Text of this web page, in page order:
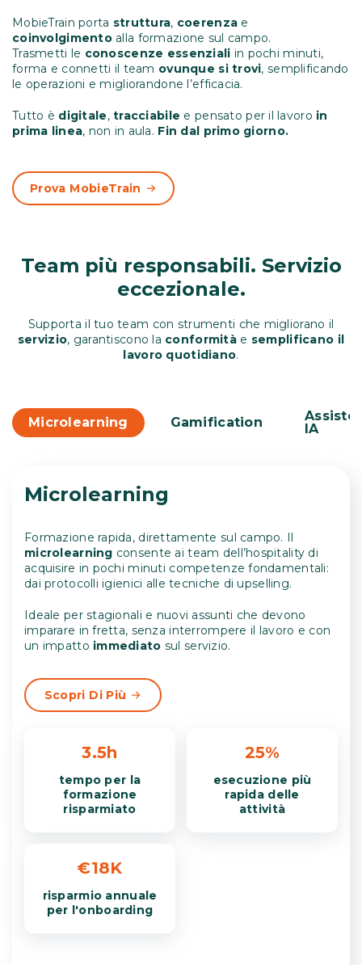
MobieTrain porta struttura, coerenza e
coinvolgimentoalla formazione sul campo.
Trasmetti le conoscenze essenziali in pochi minuti,
forma e connetti il team ovunque si trovi, semplificando
le operazioni e migliorandone l’efficacia.
Tutto è digitale,tracciabile e pensato per il lavoro in
prima linea, non in aula. Fin dal primo giorno.
Prova MobieTrain
Team più responsabili. Servizio
eccezionale.
Supporta il tuo team con strumenti che migliorano il
servizio, garantiscono la conformità e semplificano il
lavoro quotidiano.
Microlearning Gamification
IA
Microlearning
Formazione rapida, direttamente sul campo. Il
microlearning consente ai team dell’hospitality di
acquisire in pochi minuti competenze fondamentali:
dai protocolli igienici alle tecniche di upselling.
Ideale per stagionali e nuovi assunti che devono
imparare in fretta, senza interrompere il lavoro e con
un impatto immediato sul servizio.
Scopri Di Più
3.5h
tempo per la
formazione
risparmiato
25%
esecuzione più
rapida delle
attività
€18K
risparmio annuale
per l'onboarding